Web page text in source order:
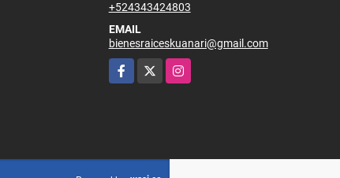
+524343424803
EMAIL
bienesraiceskuanari@gmail.com
Facebook
Instagram